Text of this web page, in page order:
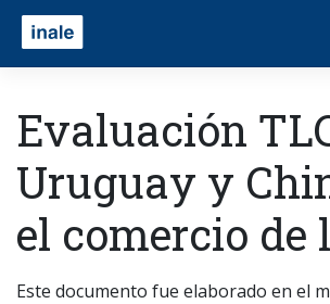
Evaluación
Uruguay y
el comercio de
Este documento fue elaborado en el